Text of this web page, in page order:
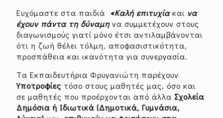
Ευχόμαστε στα παιδιά «Καλή επιτυχίακαι να
έχουν πάντα τη δύναμηνα συμμετέχουν στους
διαγωνισμούς γιατί μόνο έτσι αντιλαμβάνονται
ότι η ζωή θέλει τόλμη, αποφασιστικότητα,
προσπάθεια και ικανότητα για συνεργασία.
Tα Εκπαιδευτήρια Φρυγανιώτη παρέχουν
Υποτροφίες τόσο στους μαθητές μας, όσο και
σε μαθητές που προέρχονται από άλλα Σχολεία
Δημόσια ή Ιδιωτικά (Δημοτικά, Γυμνάσια,